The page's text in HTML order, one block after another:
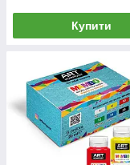
Купити